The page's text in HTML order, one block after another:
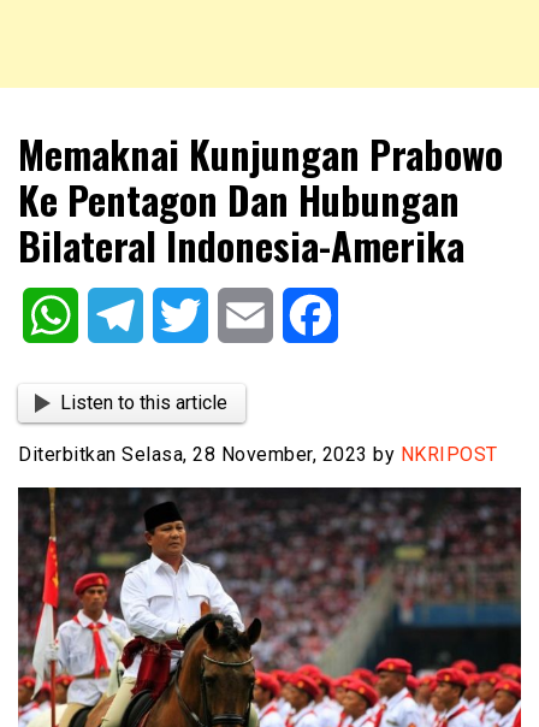
NKRIPOST
Memaknai Kunjungan Prabowo
Ke Pentagon Dan Hubungan
Bilateral Indonesia-Amerika
WhatsAppTelegram Twitter Email
Listen to this article
Diterbitkan Selasa, 28 November, 2023 by NKRIPOST